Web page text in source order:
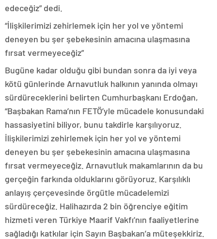
edeceğiz” dedi.
“İlişkilerimizi zehirlemek için her yol ve yöntemi
deneyen bu şer şebekesinin amacına ulaşmasına
fırsat vermeyeceğiz”
Bugüne kadar olduğu gibi bundan sonra da iyi veya
kötü günlerinde Arnavutluk halkının yanında olmayı
sürdüreceklerini belirten Cumhurbaşkanı Erdoğan,
“Başbakan Rama’nın FETÖ’yle mücadele konusundaki
hassasiyetini biliyor, bunu takdirle karşılıyoruz.
İlişkilerimizi zehirlemek için her yol ve yöntemi
deneyen bu şer şebekesinin amacına ulaşmasına
fırsat vermeyeceğiz. Arnavutluk makamlarının da bu
gerçeğin farkında olduklarını görüyoruz. Karşılıklı
anlayış çerçevesinde örgütle mücadelemizi
sürdüreceğiz. Halihazırda 2 bin öğrenciye eğitim
hizmeti veren Türkiye Maarif Vakfı’nın faaliyetlerine
sağladığı katkılar için Sayın Başbakan’a müteşekkiriz.